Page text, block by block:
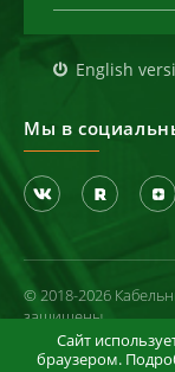
English
Мы в
© 2018-2026
защищены
Политика
Сайт
браузером.